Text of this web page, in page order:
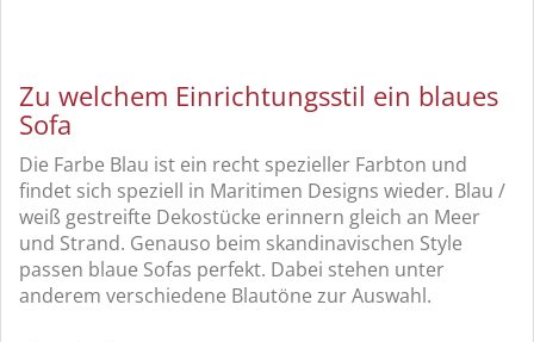
Zu welchem Einrichtungsstil ein blaues
Sofa
Die Farbe Blau ist ein recht spezieller Farbton und
findet sich speziell in Maritimen Designs wieder. Blau /
weiß gestreifte Dekostücke erinnern gleich an Meer
und Strand. Genauso beim skandinavischen Style
passen blaue Sofas perfekt. Dabei stehen unter
anderem verschiedene Blautöne zur Auswahl.